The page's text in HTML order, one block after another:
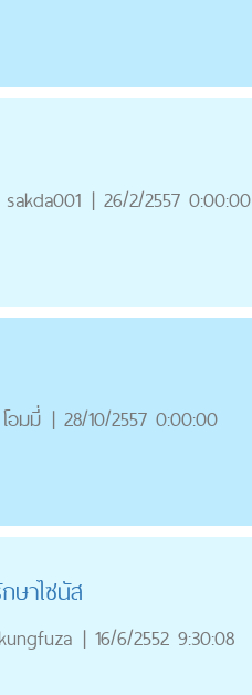
sakda001 | 26/2/2557 0:00:00
โอมมี่ | 28/10/2557 0:00:00
ษาไซนัส
kungfuza | 16/6/2552 9:30:08